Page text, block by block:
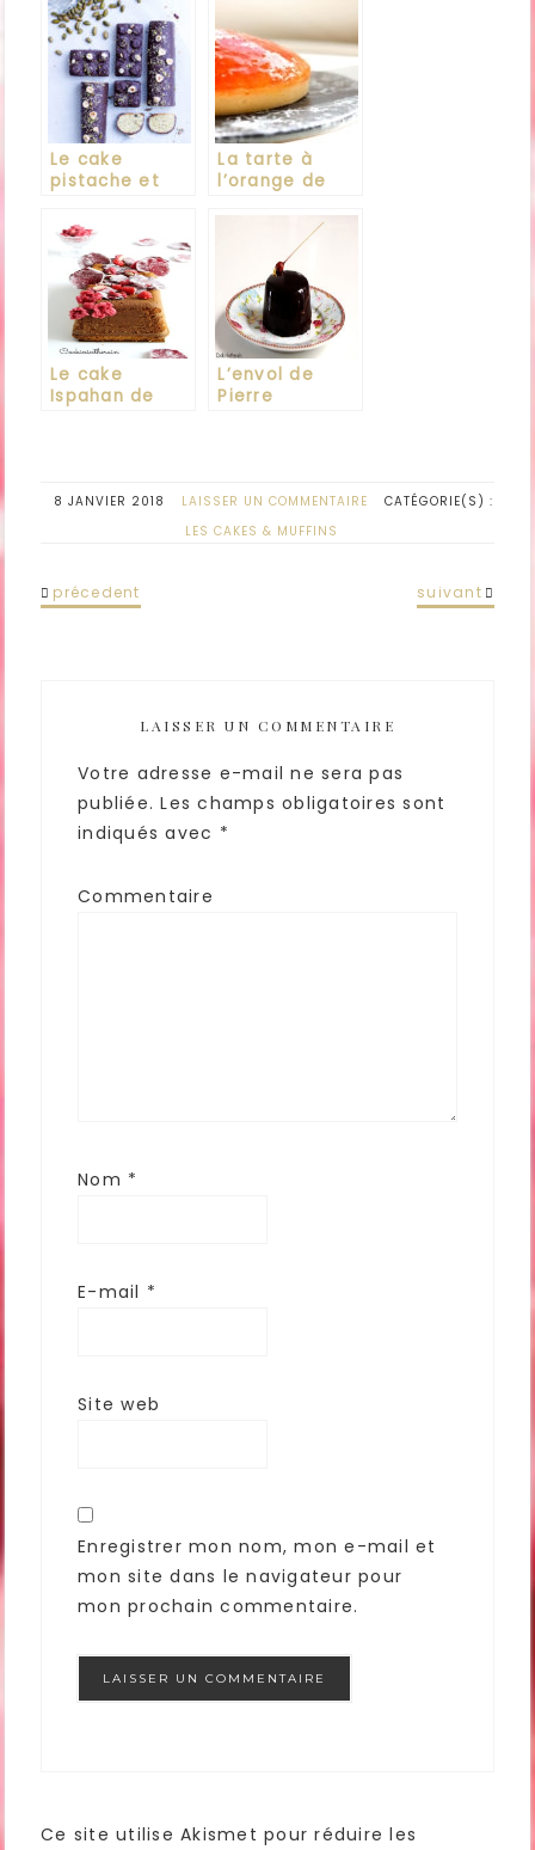
Le cake
pistache et
Christophe
Felder
La tarte à
l’orange de
Le cake
Ispahan de
L’envol de
Pierre
8 JANVIER 2018 LAISSER UN COMMENTAIRE
CATÉGORIE(S) :
LES CAKES & MUFFINS
précedent suivant
LAISSER UN COMMENTAIRE
Votre adresse e-mail ne sera pas
publiée. Les champs obligatoires sont
indiqués avec *
Commentaire
Nom *
E-mail *
Site web
Enregistrer mon nom, mon e-mail et
mon site dans le navigateur pour
mon prochain commentaire.
Ce site utilise Akismet pour réduire les